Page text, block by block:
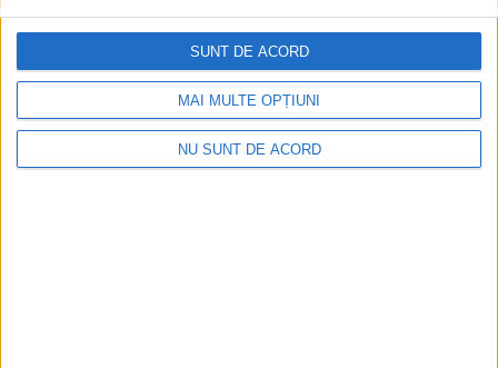
MAI MULTE OPȚIUNI
NU SUNT DE ACORD
SUNT DE ACORD